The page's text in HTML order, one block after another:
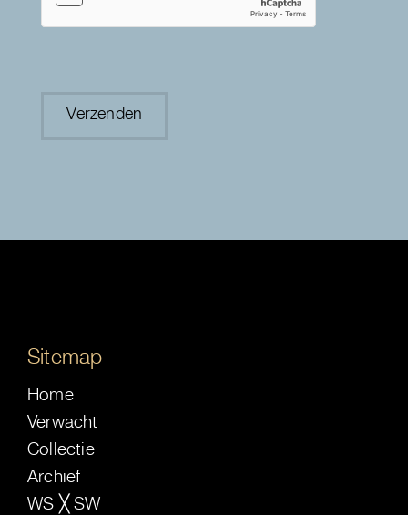
Sitemap
Home
Verwacht
Collectie
Archief
WS ╳ SW